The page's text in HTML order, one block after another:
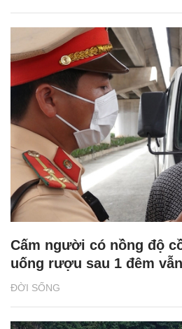
ĐỜI SỐNG
Cấm người có nồng độ
uống rượu sau 1 đêm